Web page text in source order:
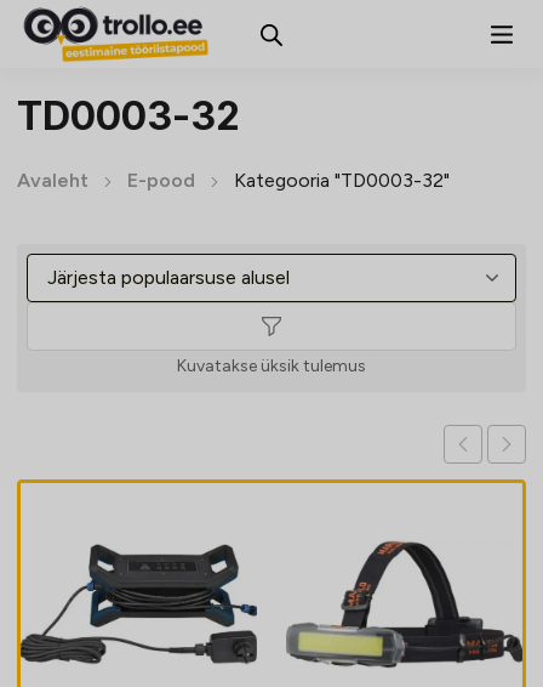
TD0003-32
Avaleht E-pood Kategooria "TD0003-32"
Kuvatakse üksik tulemus